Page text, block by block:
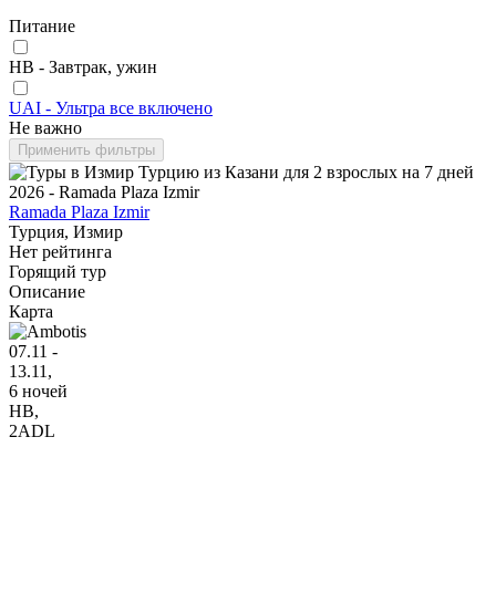
Питание
HB - Завтрак, ужин
UAI - Ультра все включено
Не важно
Применить фильтры
Ramada Plaza Izmir
Турция, Измир
Нет рейтинга
Горящий тур
Описание
Карта
07.11 -
13.11,
6 ночей
HB,
2ADL